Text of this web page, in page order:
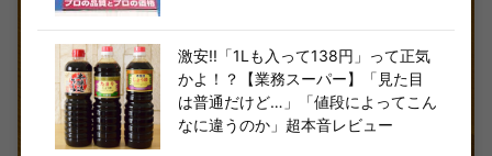
激安!!「1Lも入って138円」って正気
かよ！？【業務スーパー】「見た目
は普通だけど…」「値段によってこん
なに違うのか」超本音レビュー